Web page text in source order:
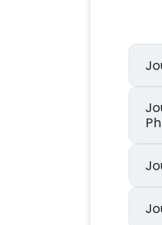
Jour 2: Grand Palais – Temple du